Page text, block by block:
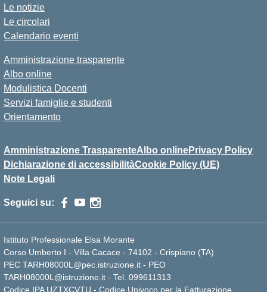
Le notizie
Le circolari
Calendario eventi
Amministrazione trasparente
Albo online
Modulistica Docenti
Servizi famiglie e studenti
Orientamento
Amministrazione TrasparenteAlbo onlinePrivacy Policy
Dichiarazione di accessibilitàCookie Policy (UE)
Note Legali
Seguici su:
Istituto Professionale Elsa Morante
Corso Umberto I - Villa Cacace - 74102 - Crispiano (TA)
PEC TARH08000L@pec.istruzione.it - PEO
TARH08000L@istruzione.it - Tel. 099611313
Codice IPA UZTXCVTU - Codice Univoco per la Fatturazione